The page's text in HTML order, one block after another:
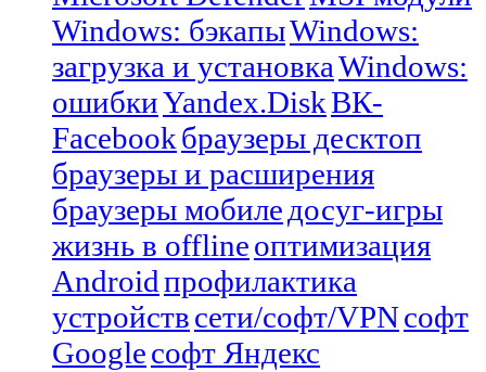
Windows: бэкапыWindows:
загрузка и установкаWindows:
ошибкиYandex.DiskВК-
Facebookбраузеры десктоп
браузеры и расширения
браузеры мобиле досуг-игры
жизнь в offlineоптимизация
Androidпрофилактика
устройствсети/софт/VPNсофт
Googleсофт Яндекс